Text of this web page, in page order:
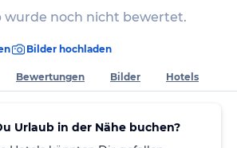
wurde noch nicht bewertet.
Bilder hochladen
Bewertungen Bilder Hotels
Urlaub in der Nähe buchen?